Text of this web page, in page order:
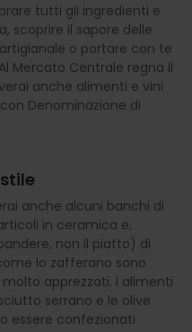
tutti gli ingredienti e
scoprire il sapore delle
o portare con te
Mercato Centrale regna il
anche alimenti e vini
Denominazione di
anche alcuni banchi di
in ceramica e,
non il piatto) di
lo zafferano sono
apprezzati. I alimenti
serrano e le olive
essere confezionati